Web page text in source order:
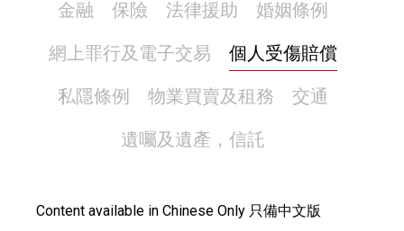
金融
保險 法律援助
婚姻條例
網上罪行及電子交易
個人受傷賠償
私隱條例
物業買賣及租務
交通
遺囑及遺產，信託
Content available in Chinese Only 只備中文版